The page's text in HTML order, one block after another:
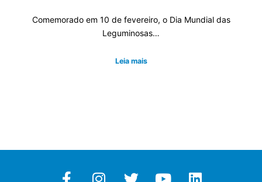
Comemorado em 10 de fevereiro, o Dia Mundial das
Leguminosas…
Leia mais